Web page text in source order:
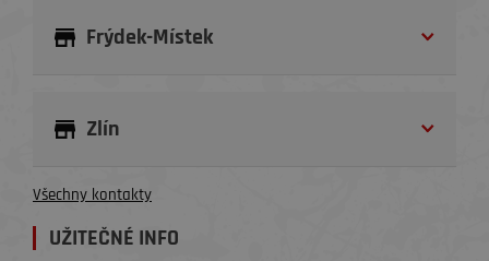
Frýdek-Místek
Zlín
Všechny kontakty
UŽITEČNÉ INFO